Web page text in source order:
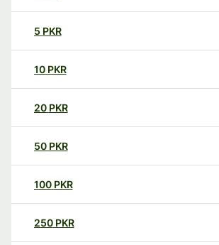
5 PKR
10 PKR
20 PKR
50 PKR
100 PKR
250 PKR